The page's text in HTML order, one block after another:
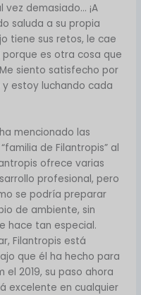
vez demasiado… ¡A
saluda a su propia
tiene sus retos, le cae
porque es otra cosa que
siento satisfecho por
estoy luchando cada
mencionado las
de Filantropis” al
ofrece varias
profesional, pero
se podría preparar
de ambiente, sin
hace tan especial.
Filantropis está
que él ha hecho para
2019, su paso ahora
excelente en cualquier